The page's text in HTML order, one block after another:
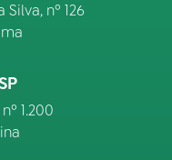
nº 126
1.200